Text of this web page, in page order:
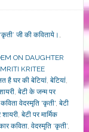
जी की कविताये। ,
ON DAUGHTER
KRITEE
है घर की बेटियां, बेटियां,
, बेटी के जन्म पर
वेदस्मृति 'कृती', बेटी
, बेटी पर मार्मिक
कविता, वेदस्मृति ‘कृती’,